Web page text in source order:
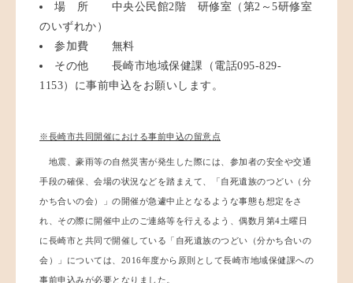
場 所 中央公民館2階 研修室（第2～5研修室
のいずれか）
参加費 無料
その他 長崎市地域保健課（電話095-829-
1153）に事前申込をお願いします。
※長崎市共同開催における事前申込の留意点
地震、豪雨等の自然災害が発生した際には、参加者の安全や交通
手段の確保、会場の状況などを踏まえて、「自死遺族のつどい（分
かち合いの会）」の開催が急遽中止となるような事態も想定をさ
れ、その際に開催中止のご連絡等を行えるよう、偶数月第4土曜日
に長崎市と共同で開催している「自死遺族のつどい（分かち合いの
会）」については、2016年度から原則として長崎市地域保健課への
事前申込みが必要となりました。